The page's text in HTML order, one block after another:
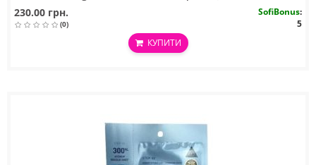
230.00 грн.
(0)
SofiBonus:
5
КУПИТИ